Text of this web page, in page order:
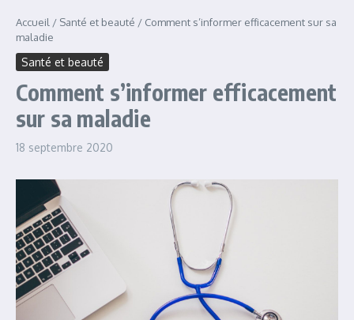
Accueil / Santé et beauté / Comment s’informer efficacement sur sa
maladie
Santé et beauté
Comment s’informer efficacement
sur sa maladie
18 septembre 2020